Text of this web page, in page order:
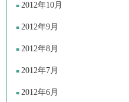
2012年10月
2012年9月
2012年8月
2012年7月
2012年6月